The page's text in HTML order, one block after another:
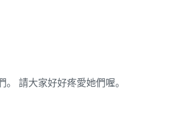
請大家好好疼愛她們喔。